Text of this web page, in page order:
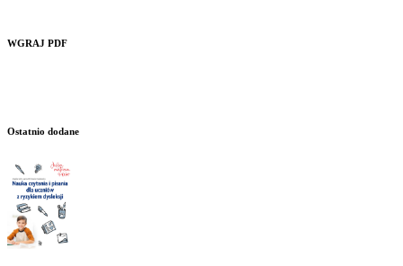
WGRAJ PDF
Ostatnio dodane